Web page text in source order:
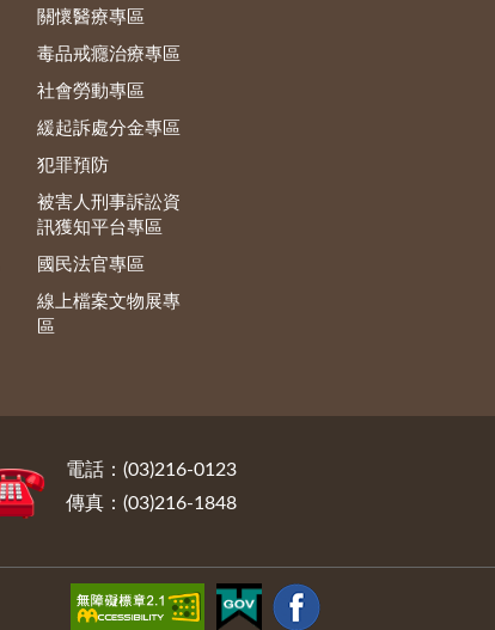
關懷醫療專區
毒品戒癮治療專區
社會勞動專區
緩起訴處分金專區
犯罪預防
被害人刑事訴訟資
訊獲知平台專區
國民法官專區
線上檔案文物展專
區
電話：(03)216-0123
傳真：(03)216-1848